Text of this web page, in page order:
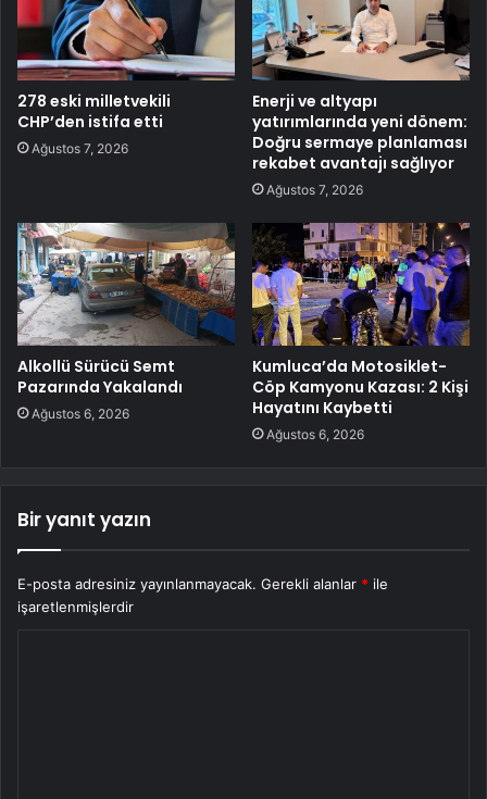
278 eski milletvekili
CHP’den istifa etti
Ağustos 7, 2026
Enerji ve altyapı
yatırımlarında yeni dönem:
Doğru sermaye planlaması
rekabet avantajı sağlıyor
Ağustos 7, 2026
Alkollü Sürücü Semt
Pazarında Yakalandı
Ağustos 6, 2026
Kumluca’da Motosiklet-
Cöp Kamyonu Kazası: 2 Kişi
Hayatını Kaybetti
Ağustos 6, 2026
Bir yanıt yazın
E-posta adresiniz yayınlanmayacak. Gerekli alanlar * ile
işaretlenmişlerdir